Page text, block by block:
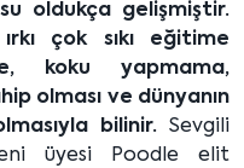
oldukça gelişmiştir.
çok sıkı eğitime
koku yapmama,
olması ve dünyanın
bilinir. Sevgili
üyesi Poodle elit